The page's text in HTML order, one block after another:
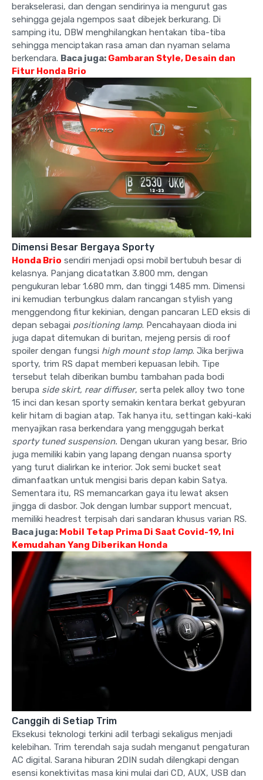
berakselerasi, dan dengan sendirinya ia mengurut gas
sehingga gejala ngempos saat dibejek berkurang. Di
samping itu, DBW menghilangkan hentakan tiba-tiba
sehingga menciptakan rasa aman dan nyaman selama
berkendara. Baca juga: Gambaran Style, Desain dan
Fitur Honda Brio
Dimensi Besar Bergaya Sporty
Honda Brio sendiri menjadi opsi mobil bertubuh besar di
kelasnya. Panjang dicatatkan 3.800 mm, dengan
pengukuran lebar 1.680 mm, dan tinggi 1.485 mm. Dimensi
ini kemudian terbungkus dalam rancangan stylish yang
menggendong fitur kekinian, dengan pancaran LED eksis di
depan sebagai positioning lamp. Pencahayaan dioda ini
juga dapat ditemukan di buritan, mejeng persis di roof
spoiler dengan fungsi high mount stop lamp. Jika berjiwa
sporty, trim RS dapat memberi kepuasan lebih. Tipe
tersebut telah diberikan bumbu tambahan pada bodi
berupa side skirt, rear diffuser, serta pelek alloy two tone
15 inci dan kesan sporty semakin kentara berkat gebyuran
kelir hitam di bagian atap. Tak hanya itu, settingan kaki-kaki
menyajikan rasa berkendara yang menggugah berkat
sporty tuned suspension. Dengan ukuran yang besar, Brio
juga memiliki kabin yang lapang dengan nuansa sporty
yang turut dialirkan ke interior. Jok semi bucket seat
dimanfaatkan untuk mengisi baris depan kabin Satya.
Sementara itu, RS memancarkan gaya itu lewat aksen
jingga di dasbor. Jok dengan lumbar support mencuat,
memiliki headrest terpisah dari sandaran khusus varian RS.
Baca juga: Mobil Tetap Prima Di Saat Covid-19, Ini
Kemudahan Yang Diberikan Honda
Canggih di Setiap Trim
Eksekusi teknologi terkini adil terbagi sekaligus menjadi
kelebihan. Trim terendah saja sudah menganut pengaturan
AC digital. Sarana hiburan 2DIN sudah dilengkapi dengan
esensi konektivitas masa kini mulai dari CD, AUX, USB dan